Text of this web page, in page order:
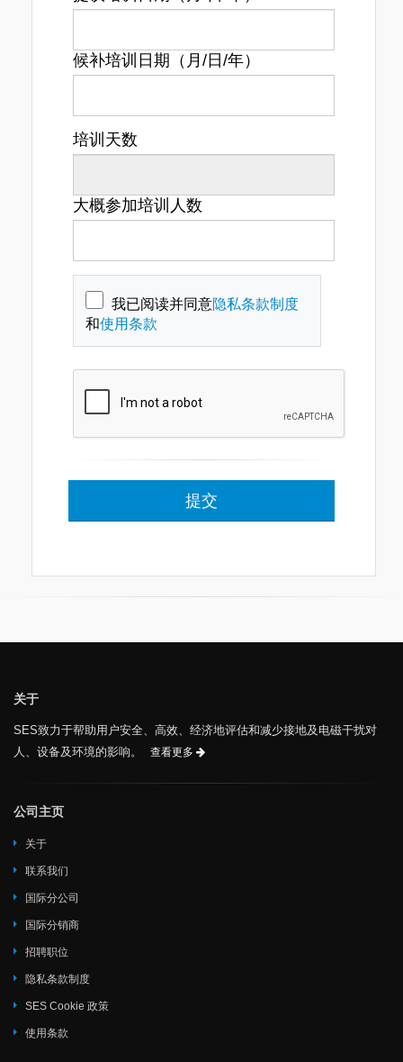
候补培训日期（月/日/年）
培训天数
大概参加培训人数
我已阅读并同意隐私条款制度
和使用条款
关于
SES致力于帮助用户安全、高效、经济地评估和减少接地及电磁干扰对
人、设备及环境的影响。
查看更多
公司主页
关于
联系我们
国际分公司
国际分销商
招聘职位
隐私条款制度
SES Cookie 政策
使用条款